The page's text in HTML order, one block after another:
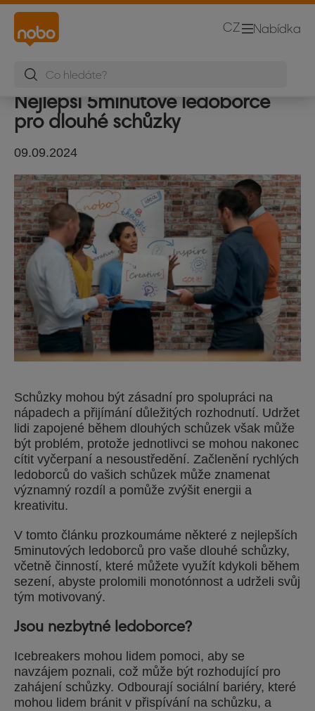
Nabídka
CZ
Nejlepší 5minutové ledoborce
pro dlouhé schůzky
09.09.2024
Schůzky mohou být zásadní pro spolupráci na
nápadech a přijímání důležitých rozhodnutí. Udržet
lidi zapojené během dlouhých schůzek však může
být problém, protože jednotlivci se mohou nakonec
cítit vyčerpaní a nesoustředění. Začlenění rychlých
ledoborců do vašich schůzek může znamenat
významný rozdíl a pomůže zvýšit energii a
kreativitu.
V tomto článku prozkoumáme některé z nejlepších
5minutových ledoborců pro vaše dlouhé schůzky,
včetně činností, které můžete využít kdykoli během
sezení, abyste prolomili monotónnost a udrželi svůj
tým motivovaný.
Jsou nezbytné ledoborce?
Icebreakers mohou lidem pomoci, aby se
navzájem poznali, což může být rozhodující pro
zahájení schůzky. Odbourají sociální bariéry, které
mohou lidem bránit v přispívání na schůzku, a